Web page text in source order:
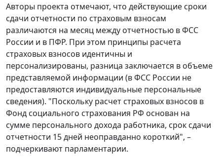
Авторы проекта отмечают, что действующие сроки
сдачи отчетности по страховым взносам
различаются на месяц между отчетностью в ФСС
России и в ПФР. При этом принципы расчета
страховых взносов идентичны и
персонализированы, разница заключается в объеме
представляемой информации (в ФСС России не
предоставляются индивидуальные персональные
сведения). "Поскольку расчет страховых взносов в
Фонд социального страхования РФ основан на
сумме персонального дохода работника, срок сдачи
отчетности 15 дней неоправданно короткий", –
подчеркивают парламентарии.